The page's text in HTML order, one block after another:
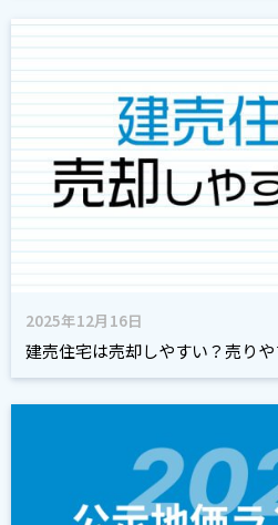
2025年12月16日
建売住宅は売却しやすい？売り